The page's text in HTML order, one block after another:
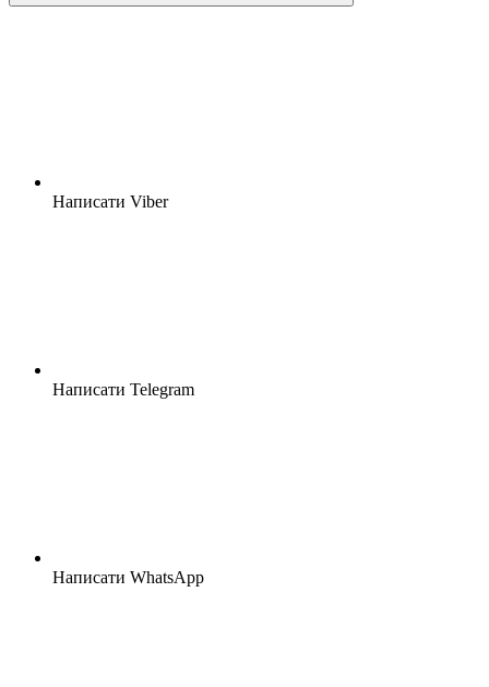
Написати Viber
Написати Telegram
Написати WhatsApp